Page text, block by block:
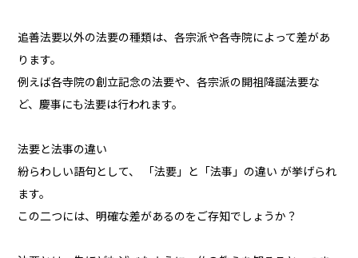
追善法要以外の法要の種類は、各宗派や各寺院によって差があ
ります。
例えば各寺院の創立記念の法要や、各宗派の開祖降誕法要な
ど、慶事にも法要は行われます。
法要と法事の違い
紛らわしい語句として、 「法要」と「法事」の違い が挙げられ
ます。
この二つには、明確な差があるのをご存知でしょうか？